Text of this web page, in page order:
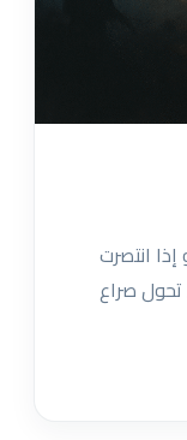
انتصرت
تحول صراع